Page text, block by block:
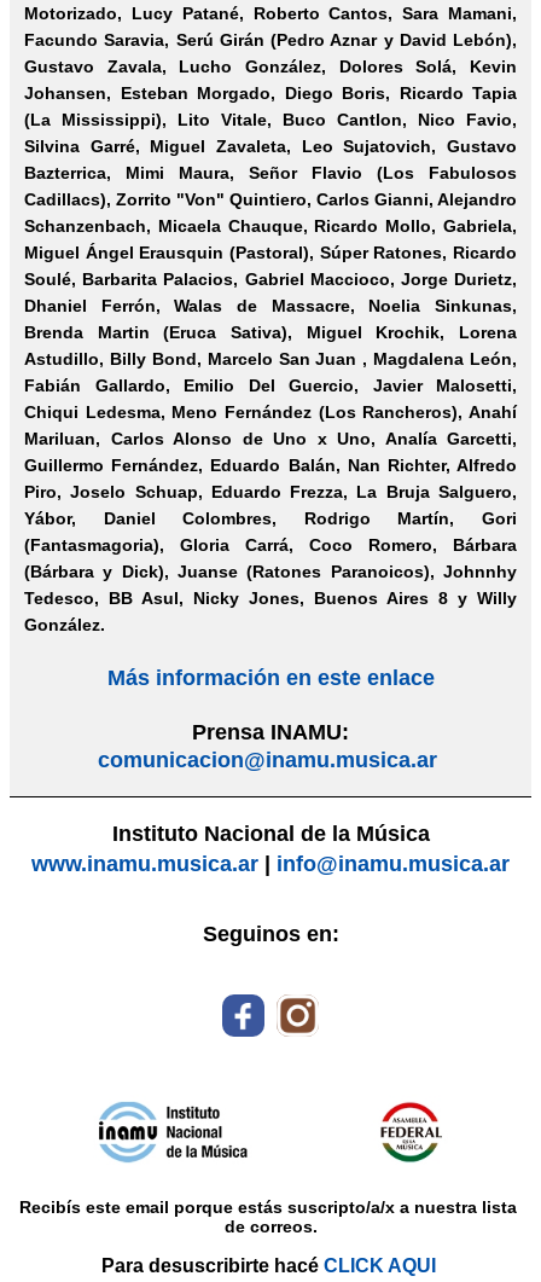
Motorizado, Lucy Patané, Roberto Cantos, Sara Mamani,
Facundo Saravia, Serú Girán (Pedro Aznar y David Lebón),
Gustavo Zavala, Lucho González, Dolores Solá, Kevin
Johansen, Esteban Morgado, Diego Boris, Ricardo Tapia
(La Mississippi), Lito Vitale, Buco Cantlon, Nico Favio,
Silvina Garré, Miguel Zavaleta, Leo Sujatovich, Gustavo
Bazterrica, Mimi Maura, Señor Flavio (Los Fabulosos
Cadillacs), Zorrito "Von" Quintiero, Carlos Gianni, Alejandro
Schanzenbach, Micaela Chauque, Ricardo Mollo, Gabriela,
Miguel Ángel Erausquin (Pastoral), Súper Ratones, Ricardo
Soulé, Barbarita Palacios, Gabriel Maccioco, Jorge Durietz,
Dhaniel Ferrón, Walas de Massacre, Noelia Sinkunas,
Brenda Martin (Eruca Sativa), Miguel Krochik, Lorena
Astudillo, Billy Bond, Marcelo San Juan , Magdalena León,
Fabián Gallardo, Emilio Del Guercio, Javier Malosetti,
Chiqui Ledesma, Meno Fernández (Los Rancheros), Anahí
Mariluan, Carlos Alonso de Uno x Uno, Analía Garcetti,
Guillermo Fernández, Eduardo Balán, Nan Richter, Alfredo
Piro, Joselo Schuap, Eduardo Frezza, La Bruja Salguero,
Yábor, Daniel Colombres, Rodrigo Martín, Gori
(Fantasmagoria), Gloria Carrá, Coco Romero, Bárbara
(Bárbara y Dick), Juanse (Ratones Paranoicos), Johnnhy
Tedesco, BB Asul, Nicky Jones, Buenos Aires 8 y Willy
González.
Más información en este enlace
Prensa INAMU:
comunicacion@inamu.musica.ar
Instituto Nacional de la Música
www.inamu.musica.ar
info@inamu.musica.ar
Seguinos en:
Recibís este email porque estás suscripto/a/x a nuestra lista
de correos.
Para desuscribirte hacé CLICK AQUI